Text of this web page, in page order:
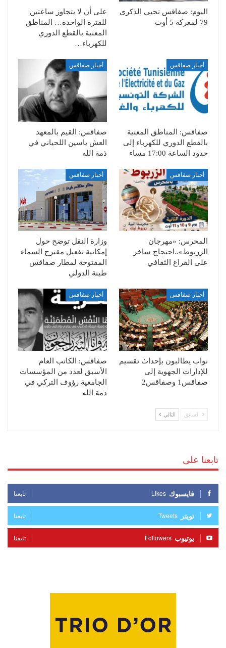
اليوم: صفاقس تحيي الذكرى
79 لمعركة 5 أوت
على أن لا يتجاوز ساعتين
للفترة الواحدة… المناطق
المعنية بالقطع الدوري
للكهرباء…
أخبار صفاقس
صفاقس: المناطق المعنية
بالقطع الدوري للكهرباء إلى
حدود الساعة 17:00 مساء
أخبار صفاقس
صفاقس: القيم بالمعهد
العش ياسين اللحياني في
ذمة الله
أخبار صفاقس
المحرس: «مهرجان
الزربوط»..احتجاج ساخر
على الفراغ الثقافي
أخبار صفاقس
وزارة النقل توضح حول
إمكانية تفعيل مقترح السماء
المفتوحة لمطار صفاقس
طينة الدولي
أخبار صفاقس
نواب يطالبون بإحداث تقسيم
للإدارات الجهوية إلى
صفاقس1 وصفاقس2
أخبار صفاقس
صفاقس: الكاتب العام
الأسبق لعدد من المؤسسات
الجامعية رؤوف التركي في
ذمة الله
السابق التالي
تابعنا على
فايسبوك Likes تابعنا
تويتر Tweets تابعنا
يوتيوب Followers تابعنا